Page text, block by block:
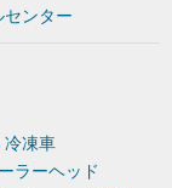
センター
冷凍車
ラーヘッド